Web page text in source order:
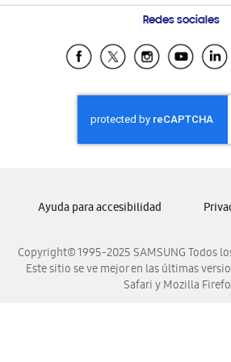
Condiciones de
Preguntas Frecuentes
Samsung Costa Rica
Samsung Ecuador
Samsung El
Samsung
Samsung Honduras
Samsung
Samsung
Redes sociales
Copyright© 1995-2025 SAMSUNG Todos
Este sitio se ve mejor en las últimas
Safari y Mozilla
Ayuda para accesibilidad